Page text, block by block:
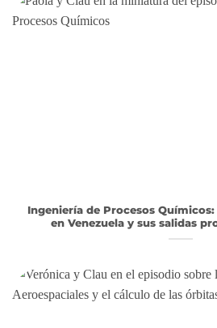
Ingeniería de Procesos
en Venezuela y sus salidas